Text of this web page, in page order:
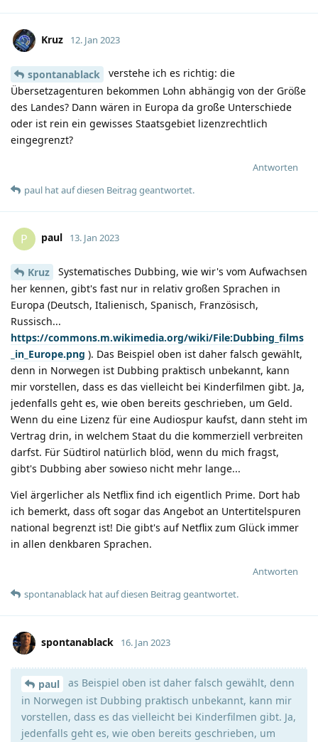
Kruz 12. Jan 2023
spontanablack
verstehe ich es richtig: die
Übersetzagenturen bekommen Lohn abhängig von der Größe
des Landes? Dann wären in Europa da große Unterschiede
oder ist rein ein gewisses Staatsgebiet lizenzrechtlich
eingegrenzt?
Antworten
paul hatauf diesen Beitrag geantwortet.
P paul 13. Jan 2023
Kruz
Systematisches Dubbing, wie wir's vom Aufwachsen
her kennen, gibt's fast nur in relativ großen Sprachen in
Europa (Deutsch, Italienisch, Spanisch, Französisch,
Russisch...
https://commons.m.wikimedia.org/wiki/File:Dubbing_films
_in_Europe.png ). Das Beispiel oben ist daher falsch gewählt,
denn in Norwegen ist Dubbing praktisch unbekannt, kann
mir vorstellen, dass es das vielleicht bei Kinderfilmen gibt. Ja,
jedenfalls geht es, wie oben bereits geschrieben, um Geld.
Wenn du eine Lizenz für eine Audiospur kaufst, dann steht im
Vertrag drin, in welchem Staat du die kommerziell verbreiten
darfst. Für Südtirol natürlich blöd, wenn du mich fragst,
gibt's Dubbing aber sowieso nicht mehr lange...
Viel ärgerlicher als Netflix find ich eigentlich Prime. Dort hab
ich bemerkt, dass oft sogar das Angebot an Untertitelspuren
national begrenzt ist! Die gibt's auf Netflix zum Glück immer
in allen denkbaren Sprachen.
Antworten
spontanablack hatauf diesen Beitrag geantwortet.
spontanablack 16. Jan 2023
paul
as Beispiel oben ist daher falsch gewählt, denn
in Norwegen ist Dubbing praktisch unbekannt, kann mir
vorstellen, dass es das vielleicht bei Kinderfilmen gibt. Ja,
jedenfalls geht es, wie oben bereits geschrieben, um